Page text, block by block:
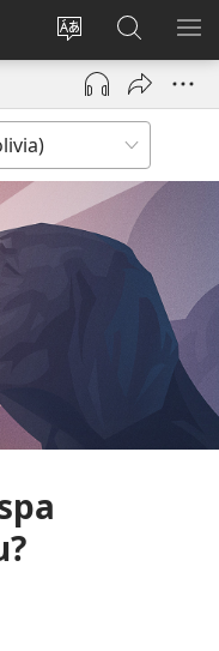
Change
site
language
Yaykunapaj
(opens
window)
JW.ORG
nisqapi